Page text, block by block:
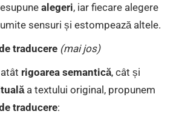
alegeri, iar fiecare alegere
sensuri și estompează altele.
traducere (mai jos)
rigoarea semantică, cât și
a textului original, propunem
traducere: